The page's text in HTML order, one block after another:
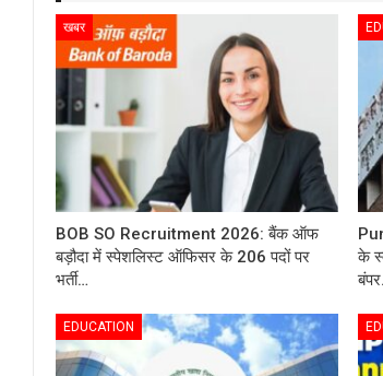
खबर
BOB SO Recruitment 2026: बैंक ऑफ
बड़ौदा में स्पेशलिस्ट ऑफिसर के 206 पदों पर
भर्ती…
के
EDUCATION